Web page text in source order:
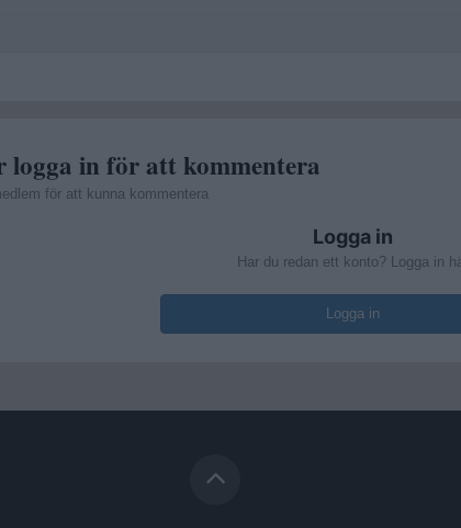
logga in för att kommentera
för att kunna kommentera
Logga in
Har du redan ett konto? Logga in
Logga in